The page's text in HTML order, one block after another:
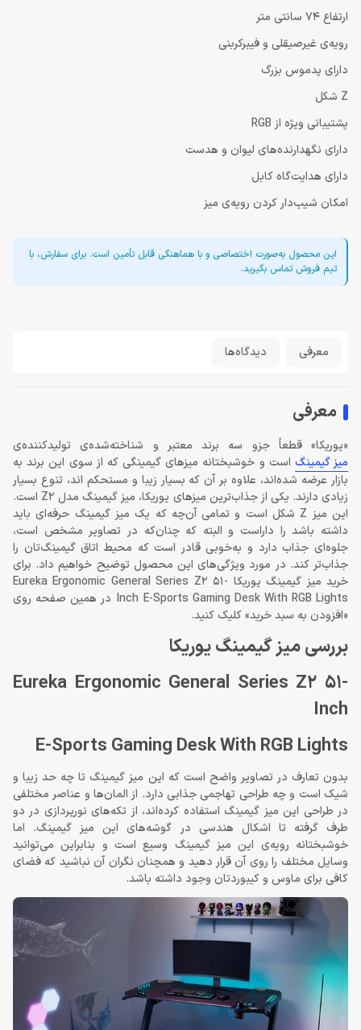
ارتفاع 74 سانتی متر
رویه‌ی غیرصیقلی و فیبرکربنی
دارای پدموس بزرگ
Z شکل
پشتیبانی ویژه از RGB
دارای نگهدارنده‌های لیوان و هدست
دارای هدایت‌گاه کابل
امکان شیب‌دار کردن رویه‌ی میز
این محصول به‌صورت اختصاصی و با هماهنگی قابل تأمین است. برای سفارش، با
تیم فروش تماس بگیرید.
معرفی دیدگاه‌ها
معرفی
«یوریکا» قطعاً جزو سه برند معتبر و شناخته‌شده‌ی تولیدکننده‌ی
میز گیمینگ است و خوشبختانه میزهای گیمینگی که از سوی این برند به
بازار عرضه شده‌اند، علاوه بر آن که بسیار زیبا و مستحکم اند، تنوع بسیار
زیادی دارند. یکی از جذاب‌ترین میزهای یوریکا، میز گیمینگ مدل Z2 است.
این میز Z شکل است و تمامی آن‌چه که یک میز گیمینگ حرفه‌ای باید
داشته باشد را داراست و البته که چنان‌که در تصاویر مشخص است،
جلوه‌ای جذاب دارد و به‌خوبی قادر است که محیط اتاق گیمینگ‌تان را
جذاب‌تر کند. در مورد ویژگی‌های این محصول توضیح خواهیم داد. برای
خرید میز گیمینگ یوریکا Eureka Ergonomic General Series Z2 51-
Inch E-Sports Gaming Desk With RGB Lights در همین صفحه روی
«افزودن به سبد خرید» کلیک کنید.
بررسی میز گیمینگ یوریکا
Eureka Ergonomic General Series Z2 51-
Inch
E-Sports Gaming Desk With RGB Lights
بدون تعارف در تصاویر واضح است که این میز گیمینگ تا چه حد زیبا و
شیک است و چه طراحی تهاجمی جذابی دارد. از المان‌ها و عناصر مختلفی
در طراحی این میز گیمینگ استفاده کرده‌اند، از تکه‌های نورپردازی در دو
طرف گرفته تا اشکال هندسی در گوشه‌های این میز گیمینگ. اما
خوشبختانه رویه‌ی این میز گیمینگ وسیع است و بنابراین می‌توانید
وسایل مختلف را روی آن قرار دهید و همچنان نگران آن نباشید که فضای
کافی برای ماوس و کیبوردتان وجود داشته باشد.